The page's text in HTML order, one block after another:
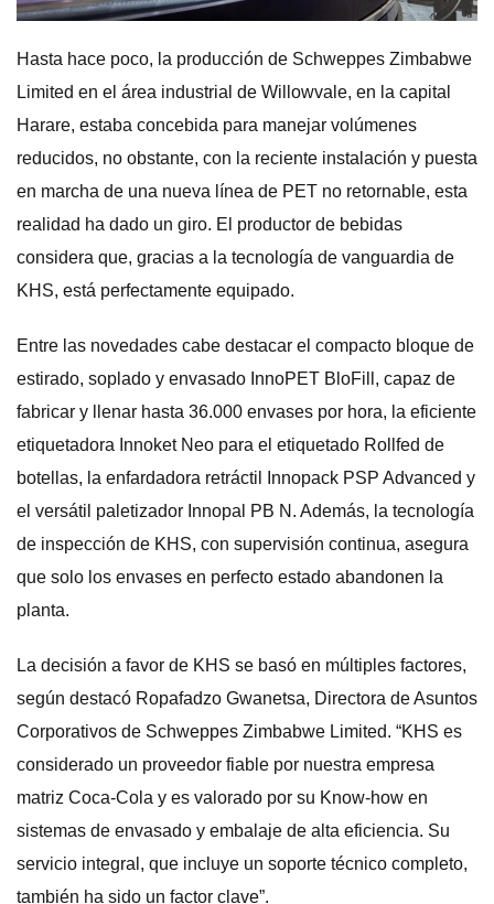
Hasta hace poco, la producción de Schweppes Zimbabwe
Limited en el área industrial de Willowvale, en la capital
Harare, estaba concebida para manejar volúmenes
reducidos, no obstante, con la reciente instalación y puesta
en marcha de una nueva línea de PET no retornable, esta
realidad ha dado un giro. El productor de bebidas
considera que, gracias a la tecnología de vanguardia de
KHS, está perfectamente equipado.
Entre las novedades cabe destacar el compacto bloque de
estirado, soplado y envasado InnoPET BloFill, capaz de
fabricar y llenar hasta 36.000 envases por hora, la eficiente
etiquetadora Innoket Neo para el etiquetado Rollfed de
botellas, la enfardadora retráctil Innopack PSP Advanced y
el versátil paletizador Innopal PB N. Además, la tecnología
de inspección de KHS, con supervisión continua, asegura
que solo los envases en perfecto estado abandonen la
planta.
La decisión a favor de KHS se basó en múltiples factores,
según destacó Ropafadzo Gwanetsa, Directora de Asuntos
Corporativos de Schweppes Zimbabwe Limited. “KHS es
considerado un proveedor fiable por nuestra empresa
matriz Coca-Cola y es valorado por su Know-how en
sistemas de envasado y embalaje de alta eficiencia. Su
servicio integral, que incluye un soporte técnico completo,
también ha sido un factor clave”.